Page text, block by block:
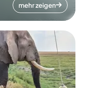
mehr zeigen